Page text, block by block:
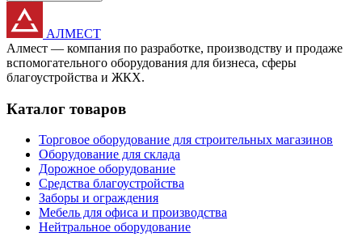
АЛМЕСТ
Алмест — компания по разработке, производству и продаже
вспомогательного оборудования для бизнеса, сферы
благоустройства и ЖКХ.
Каталог товаров
Торговое оборудование для строительных магазинов
Оборудование для склада
Дорожное оборудование
Средства благоустройства
Заборы и ограждения
Мебель для офиса и производства
Нейтральное оборудование